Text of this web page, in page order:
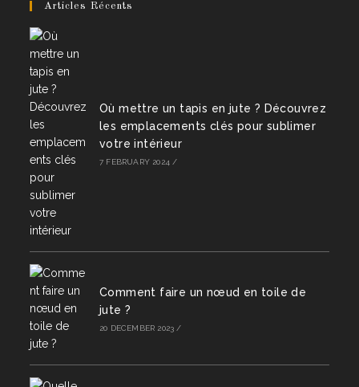
Articles Récents
Où mettre un tapis en jute ? Découvrez
les emplacements clés pour sublimer
votre intérieur
7 FEBRUARY 2024 /
Comment faire un nœud en toile de
jute ?
20 DECEMBER 2023 /